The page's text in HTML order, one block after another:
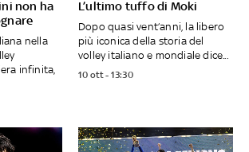
non ha
nella
infinita,
L’ultimo tuffo di Moki
Dopo quasi vent’anni, la libero
più iconica della storia del
volley italiano e mondiale dice...
10 ott - 13:30